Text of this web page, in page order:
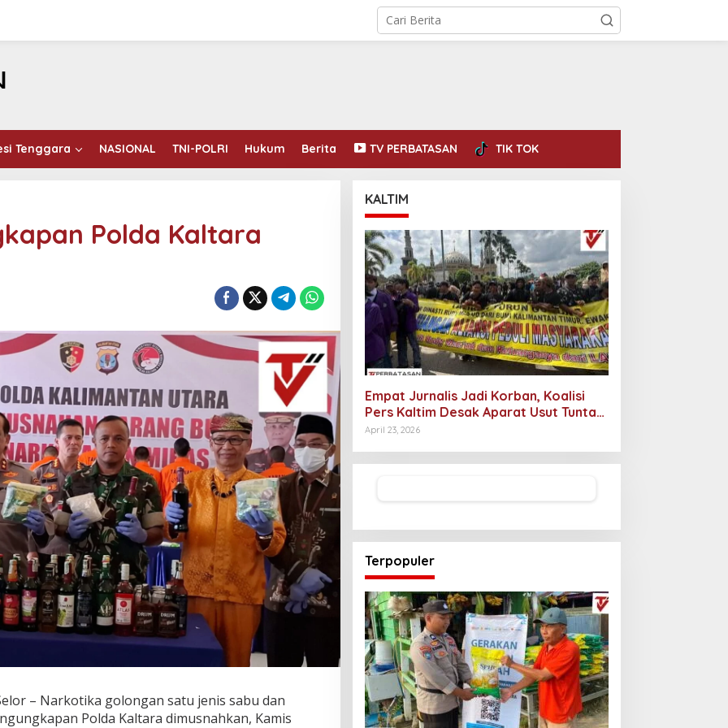
Tenggara NASIONAL TNI-POLRI Hukum Berita TV PERBATASAN TIK TOK
Polda Kaltara
– Narkotika golongan satu jenis sabu dan
Polda Kaltara dimusnahkan, Kamis
KALTIM
Empat Jurnalis Jadi Korban, Koalisi
Pers Kaltim Desak Aparat Usut Tuntas
Pelaku Intimidasi
April 23, 2026
Terpopuler